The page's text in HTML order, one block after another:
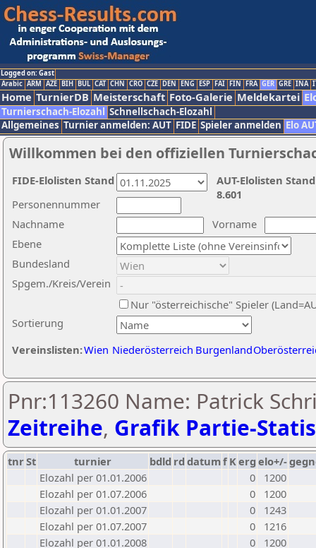
Logged on: Gast
Arabic ARM AZE BIH BUL CAT CHN CRO CZE DEN ENG ESP FAI FIN FRA GER GRE INA
Home TurnierDB Meisterschaft Foto-Galerie Meldekartei
Turnierschach-Elozahl Schnellschach-Elozahl
Allgemeines Turnier anmelden: AUT FIDE Spieler anmelden Elo
Willkommen bei den offiziellen
Nachname
Vorname
Ebene
Sortierung
Personennummer
Bundesland
Spgem./Kreis/Verein
Nur "österreichische" Spieler
Vereinslisten:Wien Niederösterreich Burgenland
AUT-Elolisten
8.601
FIDE-Elolisten Stand
Pnr:113260 Name: Patrick
Zeitreihe, Grafik Partie-
tnrSt turnier bdld rd datumf Kerg elo+/-
Elozahl per 01.01.2006
0
1200
Elozahl per 01.07.2006
0
1200
Elozahl per 01.01.2007
0
1243
Elozahl per 01.07.2007
0
1216
Elozahl per 01.01.2008
0
1200